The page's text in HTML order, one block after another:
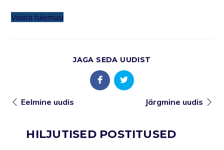
Vaata tulemusi
JAGA SEDA UUDIST
Eelmine uudis Järgmine uudis
HILJUTISED POSTITUSED